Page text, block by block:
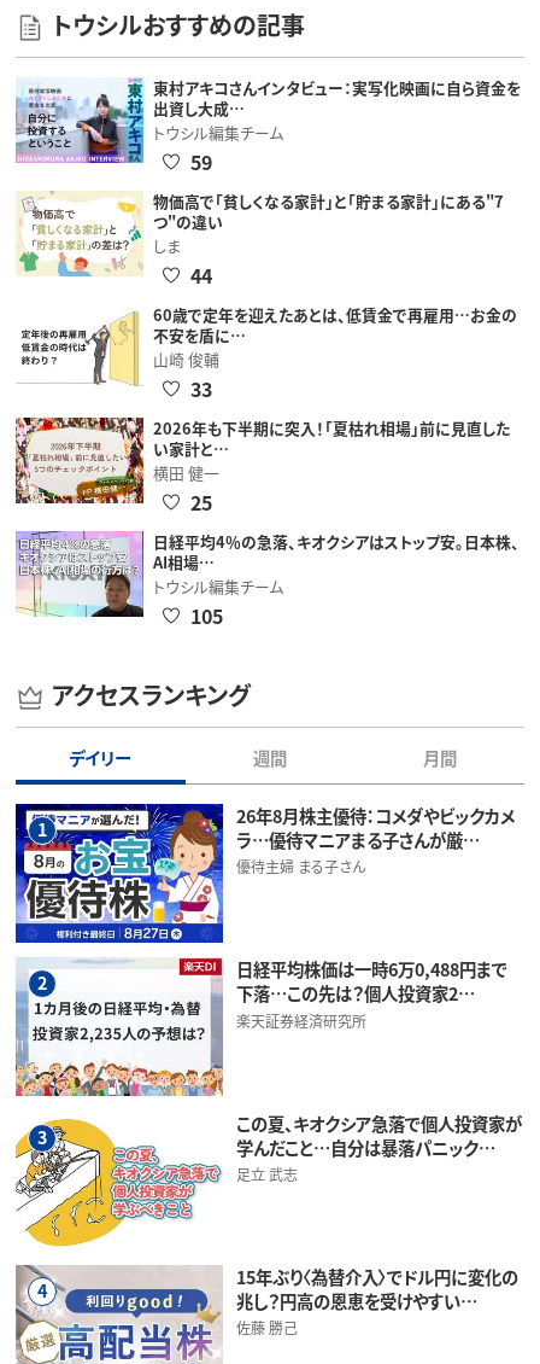
トウシルおすすめの記事
東村アキコさんインタビュー：実写化映画に自ら資金を
出資し大成…
トウシル編集チーム
59
物価高で「貧しくなる家計」と「貯まる家計」にある"7
つ"の違い
しま
44
60歳で定年を迎えたあとは、低賃金で再雇用…お金の
不安を盾に…
山崎 俊輔
33
2026年も下半期に突入！「夏枯れ相場」前に見直した
い家計と…
横田 健一
25
日経平均4％の急落、キオクシアはストップ安。日本株、
AI相場…
トウシル編集チーム
105
アクセスランキング
デイリー 週間 月間
1
26年8月株主優待：コメダやビックカメ
ラ…優待マニアまる子さんが厳…
優待主婦 まる子さん
2
日経平均株価は一時6万0,488円まで
下落…この先は？個人投資家2…
楽天証券経済研究所
3
この夏、キオクシア急落で個人投資家が
学んだこと…自分は暴落パニック…
足立 武志
4
15年ぶり〈為替介入〉でドル円に変化の
兆し？円高の恩恵を受けやすい…
佐藤 勝己